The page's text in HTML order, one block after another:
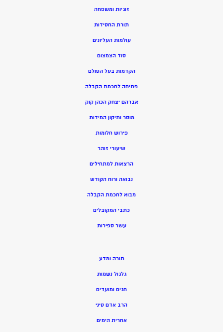
זוגיות ומשפחה
תורת החסידות
עולמות העליונים
סוד הצמצום
הקדמות בעל הסולם
פתיחה לחכמת הקבלה
אברהם יצחק הכהן קוק
מוסר ותיקון המידות
פירוש חלומות
שיעורי זוהר
הרצאות למתחילים
נבואה ורוח הקודש
מבוא לחכמת הקבלה
כתבי המקובלים
עשר ספירות
תורה ומדע
גלגול נשמות
חגים ומועדים
הרב אדם סיני
אחרית הימים